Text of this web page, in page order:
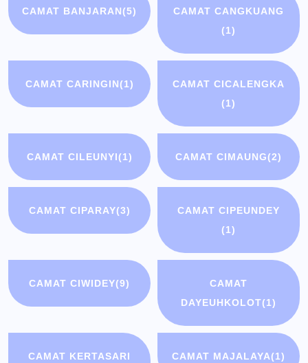
CAMAT BANJARAN(5)
CAMAT CANGKUANG
(1)
CAMAT CARINGIN(1)
CAMAT CICALENGKA
(1)
CAMAT CILEUNYI(1) CAMAT CIMAUNG(2)
CAMAT CIPARAY(3)
CAMAT CIPEUNDEY
(1)
CAMAT CIWIDEY(9)
CAMAT
DAYEUHKOLOT(1)
CAMAT KERTASARI
CAMAT MAJALAYA(1)